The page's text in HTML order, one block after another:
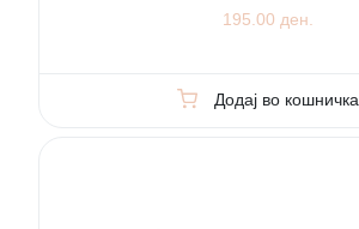
195.00 ден.
Додај во кошничка